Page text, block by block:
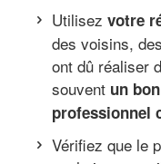
Utilisez votre
des voisins,
ont dû réaliser
souvent un
professionnel
Vérifiez que le